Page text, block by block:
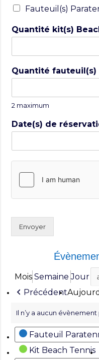
Fauteuil(s)
Quantité kit(s)
Quantité fauteuil(s)
2 maximum
Date(s) de
Envoyer
Mois Semaine Jour
Précédent
Il n’y a aucun
Catégories
Fauteuil
Kit Beach Tennis